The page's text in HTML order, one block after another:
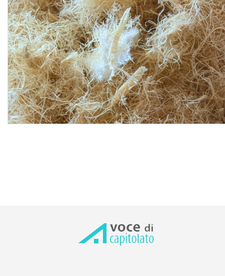
Direzione Lavori prima della fase esecutiva, la verifica da
parte della D.LL. che gli interventi di posa siano eseguiti
esclusivamente da personale specializzato ed autorizzato,
la sigillatura preventiva di tutti i fori e aperture al fine di
creare una camera d'aria riempibile (nel caso di
intercapedini a parete e coperture), l'eventuale esecuzione
di fori posizionati ad una distanza tra loro di ca. 80 cm per
permettere l'inserimento della fibra di legno mediante il
sistema per insufflaggio, la relativa chiusura finale dei fori
utilizzati per l'inserimento del materiale isolante
impiegando tappi di tenuta in fibra di legno omogenea
a parte, gli oneri per le preventive prove di qualità di tutti i
materiali forniti, la consegna completa della
documentazione tecnica del prodotto, le opere